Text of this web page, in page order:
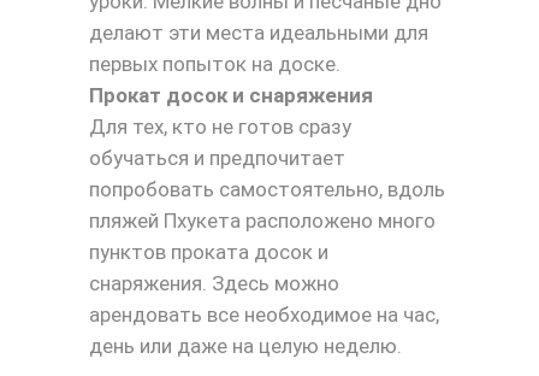
делают эти места идеальными для
первых попыток на доске.
Прокат досок и снаряжения
Для тех, кто не готов сразу
обучаться и предпочитает
попробовать самостоятельно, вдоль
пляжей Пхукета расположено много
пунктов проката досок и
снаряжения. Здесь можно
арендовать все необходимое на час,
день или даже на целую неделю.